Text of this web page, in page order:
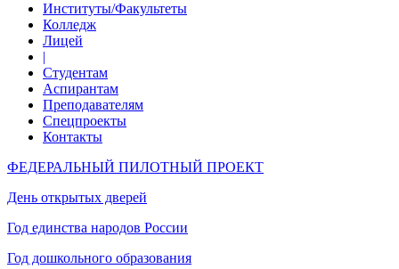
Институты/Факультеты
Колледж
Лицей
|
Студентам
Аспирантам
Преподавателям
Спецпроекты
Контакты
ФЕДЕРАЛЬНЫЙ ПИЛОТНЫЙ ПРОЕКТ
День открытых дверей
Год единства народов России
Год дошкольного образования